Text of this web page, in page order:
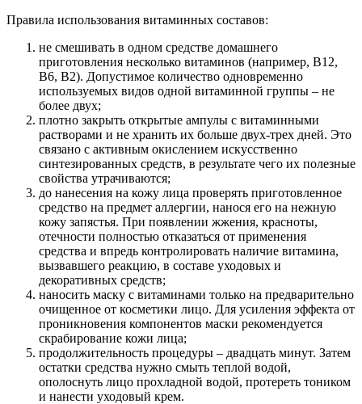
Правила использования витаминных составов:
не смешивать в одном средстве домашнего
приготовления несколько витаминов (например, В12,
В6, В2). Допустимое количество одновременно
используемых видов одной витаминной группы – не
более двух;
плотно закрыть открытые ампулы с витаминными
растворами и не хранить их больше двух-трех дней. Это
связано с активным окислением искусственно
синтезированных средств, в результате чего их полезные
свойства утрачиваются;
до нанесения на кожу лица проверять приготовленное
средство на предмет аллергии, нанося его на нежную
кожу запястья. При появлении жжения, красноты,
отечности полностью отказаться от применения
средства и впредь контролировать наличие витамина,
вызвавшего реакцию, в составе уходовых и
декоративных средств;
наносить маску с витаминами только на предварительно
очищенное от косметики лицо. Для усиления эффекта от
проникновения компонентов маски рекомендуется
скрабирование кожи лица;
продолжительность процедуры – двадцать минут. Затем
остатки средства нужно смыть теплой водой,
ополоснуть лицо прохладной водой, протереть тоником
и нанести уходовый крем.